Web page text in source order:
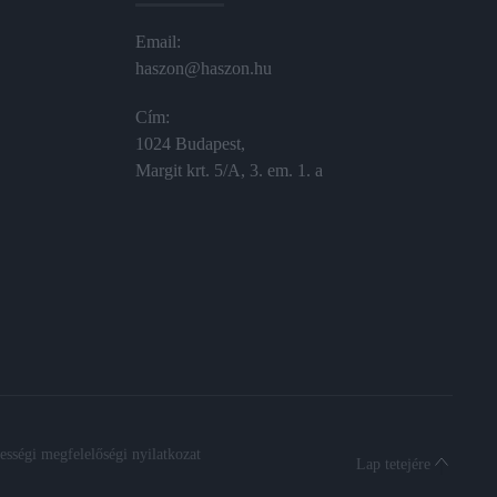
Email:
haszon@haszon.hu
Cím:
1024 Budapest,
Margit krt. 5/A, 3. em. 1. a
megfelelőségi nyilatkozat
Lap tetejére